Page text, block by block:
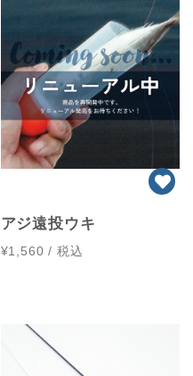
アジ遠投ウキ
¥1,560 / 税込